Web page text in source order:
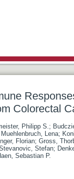
Colorectal
Philipp S.;
Muehlenbruch, Lena;
Florian; Gross,
Stefan;
Sebastian P.